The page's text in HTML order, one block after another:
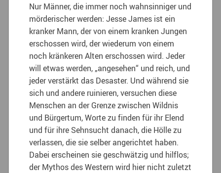
Nur Männer, die immer noch wahnsinniger und
mörderischer werden: Jesse James ist ein
kranker Mann, der von einem kranken Jungen
erschossen wird, der wiederum von einem
noch kränkeren Alten erschossen wird. Jeder
will etwas werden, „angesehen“ und reich, und
jeder verstärkt das Desaster. Und während sie
sich und andere ruinieren, versuchen diese
Menschen an der Grenze zwischen Wildnis
und Bürgertum, Worte zu finden für ihr Elend
und für ihre Sehnsucht danach, die Hölle zu
verlassen, die sie selber angerichtet haben.
Dabei erscheinen sie geschwätzig und hilflos;
der Mythos des Western wird hier nicht zuletzt